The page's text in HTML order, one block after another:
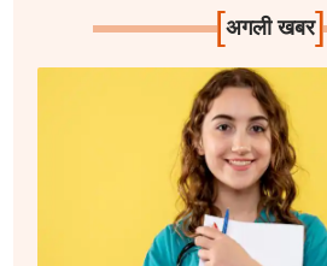
[अगली खबर]